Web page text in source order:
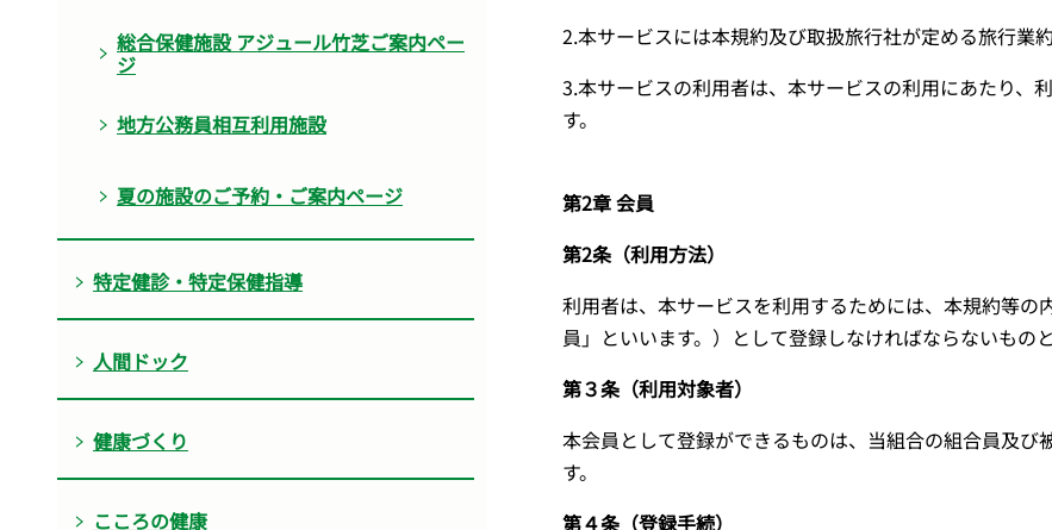
総合保健施設 アジュール竹芝ご案内ペー
ジ
地方公務員相互利用施設
夏の施設のご予約・ご案内ページ
特定健診・特定保健指導
人間ドック
健康づくり
こころの健康
2.本サービスには本規約及び取扱旅行社が定める旅行業
3.本サービスの利用者は、本サービスの利用にあたり、
す。
第2章 会員
第2条（利用方法）
利用者は、本サービスを利用するためには、本規約等
員」といいます。）として登録しなければならないものと
第３条（利用対象者）
本会員として登録ができるものは、当組合の組合員及
す。
第４条（登録手続）